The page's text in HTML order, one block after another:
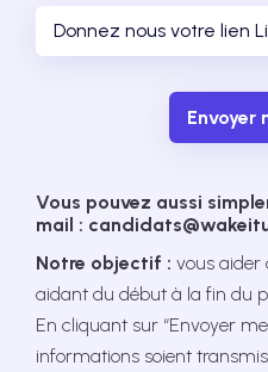
Envoyer
Vous pouvez aussi
mail :
Notre objectif : vous aider
aidant du début à la fin du
En cliquant sur “Envoyer
informations soient